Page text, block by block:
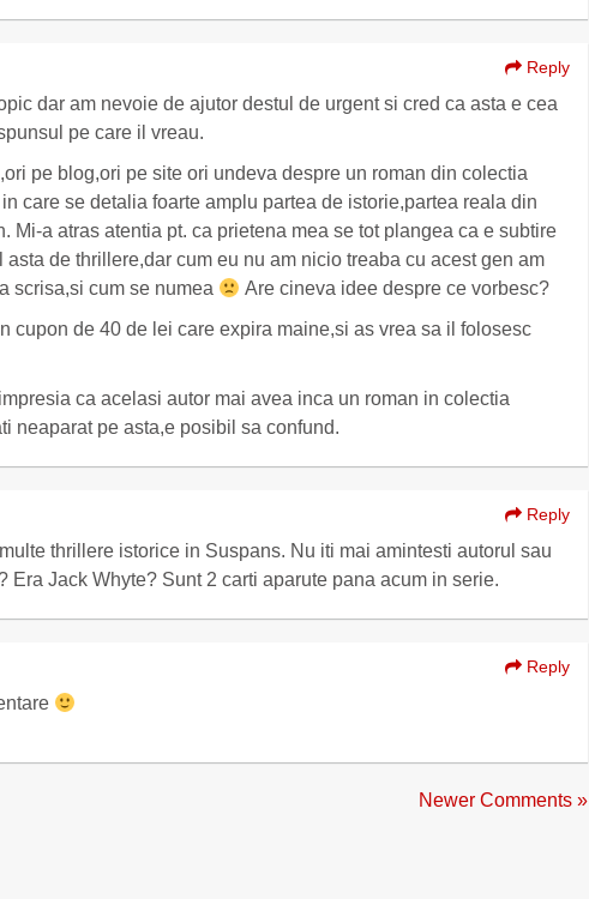
Reply
dar am nevoie de ajutor destul de urgent si cred ca asta e cea
pe care il vreau.
pe blog,ori pe site ori undeva despre un roman din colectia
care se detalia foarte amplu partea de istorie,partea reala din
Mi-a atras atentia pt. ca prietena mea se tot plangea ca e subtire
de thrillere,dar cum eu nu am nicio treaba cu acest gen am
scrisa,si cum se numea
Are cineva idee despre ce vorbesc?
cupon de 40 de lei care expira maine,si as vrea sa il folosesc
ca acelasi autor mai avea inca un roman in colectia
neaparat pe asta,e posibil sa confund.
Reply
thrillere istorice in Suspans. Nu iti mai amintesti autorul sau
Era Jack Whyte? Sunt 2 carti aparute pana acum in serie.
Reply
Newer Comments »